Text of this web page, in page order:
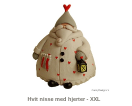
Hvit nisse med hjerter - XXL